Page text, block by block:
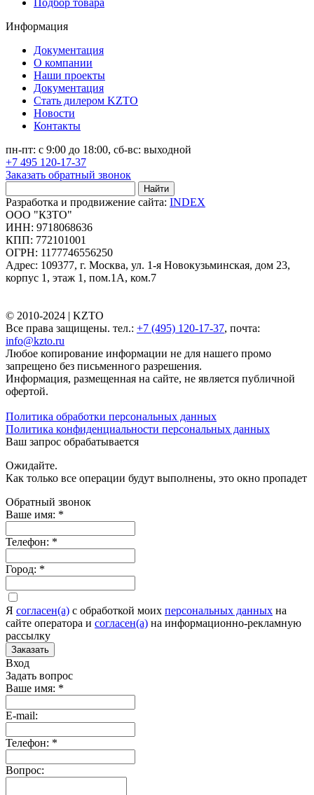
Подбор товара
Информация
Документация
О компании
Наши проекты
Документация
Стать дилером KZTO
Новости
Контакты
пн-пт: с 9:00 до 18:00, сб-вс: выходной
+7 495 120-17-37
Заказать обратный звонок
Найти
Разработка и продвижение сайта: INDEX
ООО "КЗТО"
ИНН: 9718068636
КПП: 772101001
ОГРН: 1177746556250
Адрес: 109377, г. Москва, ул. 1-я Новокузьминская, дом 23,
корпус 1, этаж 1, пом.1А, ком.7
© 2010-2024 | KZTO
Все права защищены. тел.: +7 (495) 120-17-37, почта:
info@kzto.ru
Любое копирование информации не для нашего промо
запрещено без письменного разрешения.
Информация, размещенная на сайте, не является публичной
офертой.
Политика обработки персональных данных
Политика конфиденциальности персональных данных
Ваш запрос обрабатывается
Ожидайте.
Как только все операции будут выполнены, это окно пропадет
Обратный звонок
Ваше имя: *
Телефон: *
Город: *
Я согласен(а) c обработкой моих персональных данных на
сайте оператора и согласен(а) на информационно-рекламную
рассылку
Заказать
Вход
Задать вопрос
Ваше имя: *
E-mail:
Телефон: *
Вопрос: